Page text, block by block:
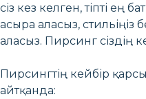
сіз кез келген, тіпті ең
асыра аласыз,
аласыз. Пирсинг сіздің
Пирсингтің кейбір
айтқанда: